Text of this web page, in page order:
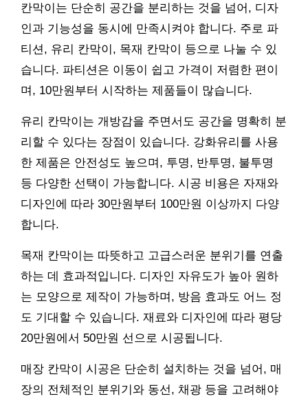
칸막이는 단순히 공간을 분리하는 것을 넘어, 디자
인과 기능성을 동시에 만족시켜야 합니다. 주로 파
티션, 유리 칸막이, 목재 칸막이 등으로 나눌 수 있
습니다. 파티션은 이동이 쉽고 가격이 저렴한 편이
며, 10만원부터 시작하는 제품들이 많습니다.
유리 칸막이는 개방감을 주면서도 공간을 명확히 분
리할 수 있다는 장점이 있습니다. 강화유리를 사용
한 제품은 안전성도 높으며, 투명, 반투명, 불투명
등 다양한 선택이 가능합니다. 시공 비용은 자재와
디자인에 따라 30만원부터 100만원 이상까지 다양
합니다.
목재 칸막이는 따뜻하고 고급스러운 분위기를 연출
하는 데 효과적입니다. 디자인 자유도가 높아 원하
는 모양으로 제작이 가능하며, 방음 효과도 어느 정
도 기대할 수 있습니다. 재료와 디자인에 따라 평당
20만원에서 50만원 선으로 시공됩니다.
매장 칸막이 시공은 단순히 설치하는 것을 넘어, 매
장의 전체적인 분위기와 동선, 채광 등을 고려해야